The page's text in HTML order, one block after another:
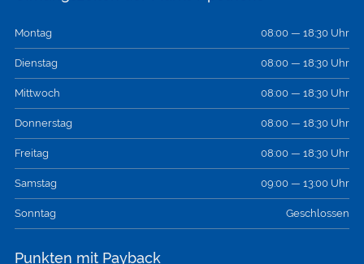
Montag 08:00 — 18:30 Uhr
Dienstag 08:00 — 18:30 Uhr
Mittwoch 08:00 — 18:30 Uhr
Donnerstag 08:00 — 18:30 Uhr
Freitag 08:00 — 18:30 Uhr
Samstag 09:00 — 13:00 Uhr
Sonntag Geschlossen
Punkten mit Payback